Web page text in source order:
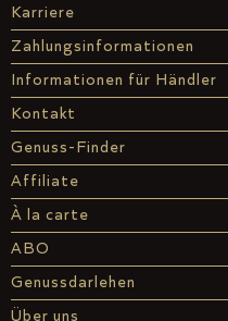
Karriere
Zahlungsinformationen
Informationen für Händler
Kontakt
Genuss-Finder
Affiliate
À la carte
ABO
Genussdarlehen
Über uns